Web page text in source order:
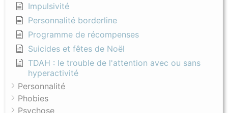
Impulsivité
Personnalité borderline
Programme de récompenses
Suicides et fêtes de Noël
TDAH : le trouble de l'attention avec ou sans
hyperactivité
Personnalité
Phobies
Psychose